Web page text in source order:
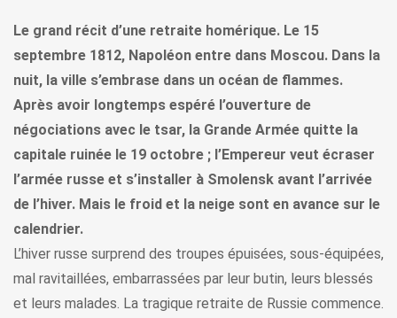
Le grand récit d’une retraite homérique. Le 15
septembre 1812, Napoléon entre dans Moscou. Dans la
nuit, la ville s’embrase dans un océan de flammes.
Après avoir longtemps espéré l’ouverture de
négociations avec le tsar, la Grande Armée quitte la
capitale ruinée le 19 octobre ; l’Empereur veut écraser
l’armée russe et s’installer à Smolensk avant l’arrivée
de l’hiver. Mais le froid et la neige sont en avance sur le
calendrier.
L’hiver russe surprend des troupes épuisées, sous-équipées,
mal ravitaillées, embarrassées par leur butin, leurs blessés
et leurs malades. La tragique retraite de Russie commence.